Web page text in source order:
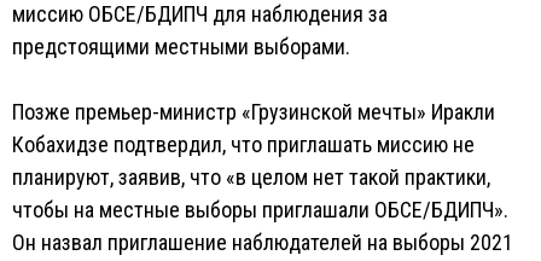
миссию ОБСЕ/БДИПЧ для наблюдения за
предстоящими местными выборами.
Позже премьер-министр «Грузинской мечты» Иракли
Кобахидзе подтвердил, что приглашать миссию не
планируют, заявив, что «в целом нет такой практики,
чтобы на местные выборы приглашали ОБСЕ/БДИПЧ».
Он назвал приглашение наблюдателей на выборы 2021